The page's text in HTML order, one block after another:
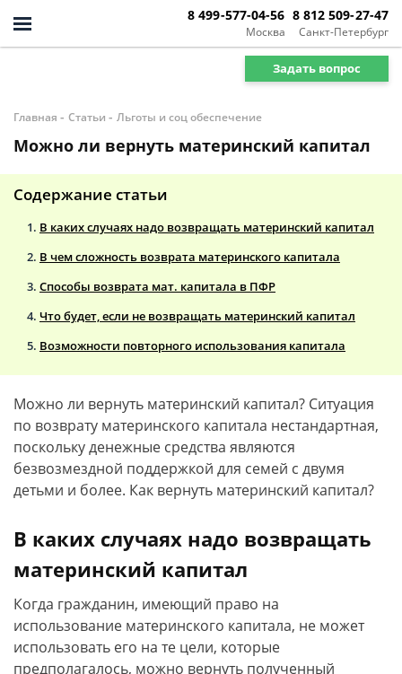
Москва
8 499-577-04-56
Санкт-Петербург
8 812 509-27-47
Задать вопрос
Главная - Статьи - Льготы и соц обеспечение
Можно ли вернуть материнский капитал
Содержание статьи
В каких случаях надо возвращать материнский капитал
В чем сложность возврата материнского капитала
Способы возврата мат. капитала в ПФР
Что будет, если не возвращать материнский капитал
Возможности повторного использования капитала
Можно ли вернуть материнский капитал? Ситуация
по возврату материнского капитала нестандартная,
поскольку денежные средства являются
безвозмездной поддержкой для семей с двумя
детьми и более. Как вернуть материнский капитал?
В каких случаях надо возвращать
материнский капитал
Когда гражданин, имеющий право на
использование материнского капитала, не может
использовать его на те цели, которые
предполагалось, можно вернуть полученный